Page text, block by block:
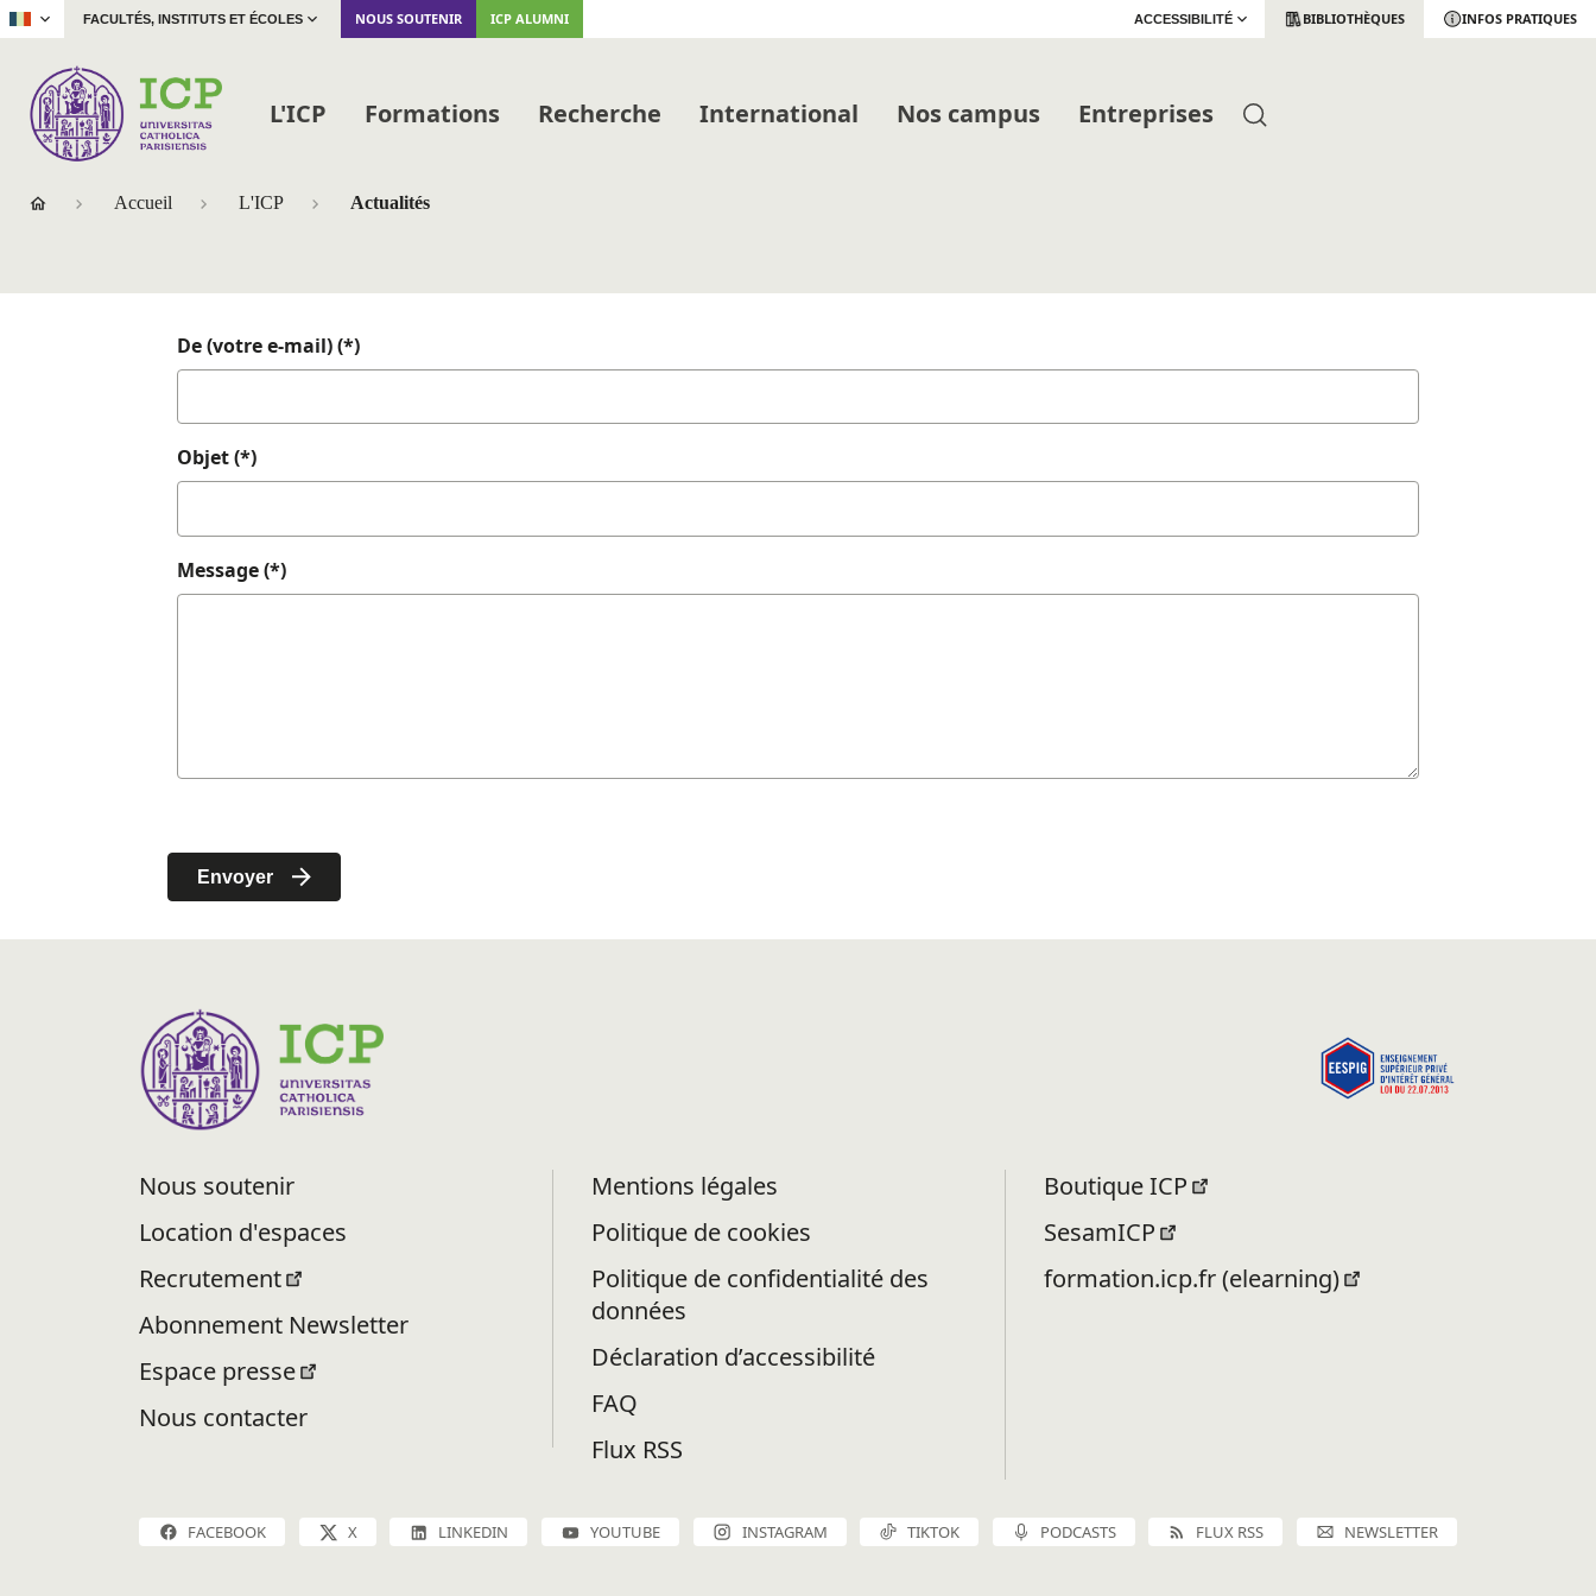
| FACULTÉS, INSTITUTS ET ÉCOLES NOUS SOUTENIR ICP ALUMNI ACCESSIBILITÉ BIBLIOTHÈQUES INFOS PRATIQUES
L'ICP Formations Recherche International Nos campus Entreprises
Accueil L'ICP Actualités
De (votre e-mail) (*)
Objet (*)
Message (*)
Nous soutenir
Location d'espaces
Recrutement
Abonnement Newsletter
Espace presse
Nous contacter
Mentions légales
Politique de cookies
Politique de confidentialité des
données
Déclaration d’accessibilité
FAQ
Flux RSS
Boutique ICP
SesamICP
formation.icp.fr (elearning)
FACEBOOK X LINKEDIN YOUTUBE INSTAGRAM TIKTOK PODCASTS FLUX RSS NEWSLETTER